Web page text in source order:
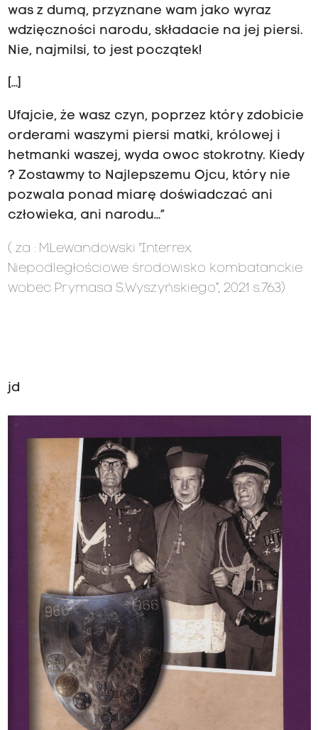
was z dumą, przyznane wam jako wyraz
wdzięczności narodu, składacie na jej piersi.
Nie, najmilsi, to jest początek!
[…]
Ufajcie, że wasz czyn, poprzez który zdobicie
orderami waszymi piersi matki, królowej i
hetmanki waszej, wyda owoc stokrotny. Kiedy
? Zostawmy to Najlepszemu Ojcu, który nie
pozwala ponad miarę doświadczać ani
człowieka, ani narodu…”
( za : M.Lewandowski "Interrex.
Niepodległościowe środowisko kombatanckie
wobec Prymasa S.Wyszyńskiego”, 2021 s.763)
jd